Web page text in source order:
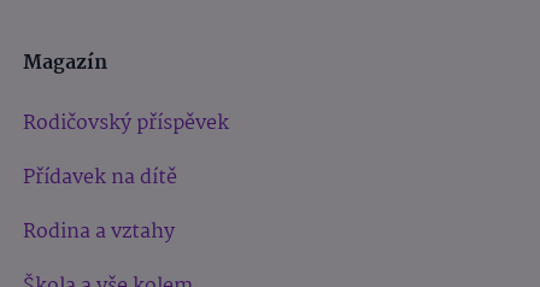
Magazín
Rodičovský příspěvek
Přídavek na dítě
Rodina a vztahy